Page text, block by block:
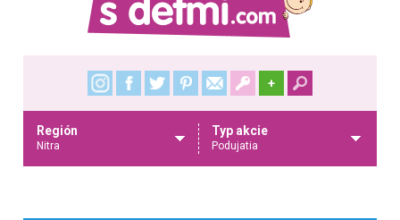
+
Región
Nitra
Typ akcie
Podujatia